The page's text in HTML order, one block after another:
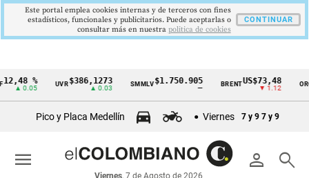
Cintillo
económicos
Colombia
%
▲ 0.05
UVR$386,1273
▲ 0.03
SMMLV $1.750.905 BRENTUS$73,48
▼ 1.12
ORO
Pico y Placa Medellín Viernes 7 y 9 7 y 9
person search
Viernes, 7 de Agosto de 2026
menu
Este portal emplea cookies internas y de terceros con fines
estadísticos, funcionales y publicitarios. Puede aceptarlas o
consultar más en nuestra politica de cookies
CONTINUAR